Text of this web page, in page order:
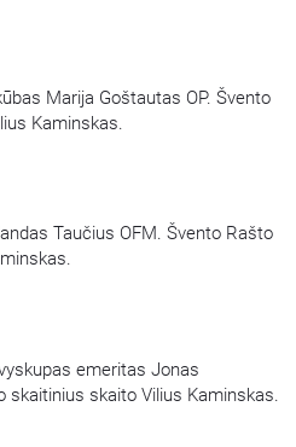
Marija Goštautas OP. Švento
Kaminskas.
Taučius OFM. Švento Rašto
emeritas Jonas
skaitinius skaito Vilius Kaminskas.